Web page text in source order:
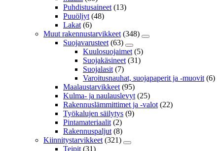
Puhdistusaineet (13)
Puuöljyt (48)
Lakat (6)
Muut rakennustarvikkeet (348)
Suojavarusteet (63)
Kuulosuojaimet (5)
Suojakäsineet (31)
Suojalasit (7)
Varoitusnauhat, suojapaperit ja -muovit (6)
Maalaustarvikkeet (95)
Kulma- ja naulauslevyt (25)
Rakennuslämmittimet ja -valot (22)
Työkalujen säilytys (9)
Pintamateriaalit (2)
Rakennuspaljut (8)
Kiinnitystarvikkeet (321)
Teipit (31)